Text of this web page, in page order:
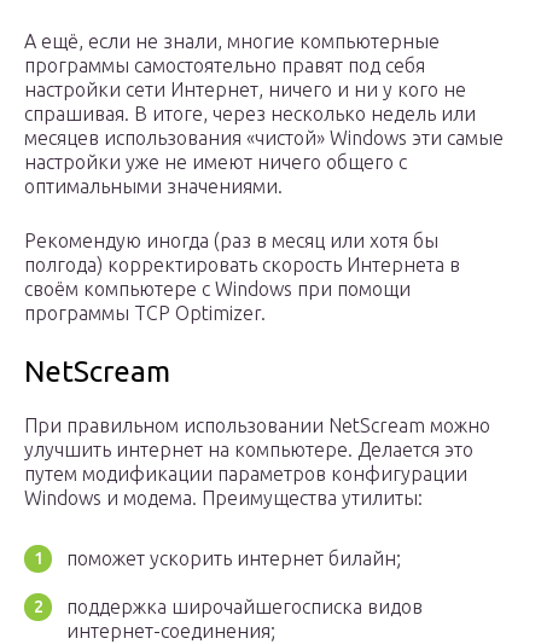
А ещё, если не знали, многие компьютерные
программы самостоятельно правят под себя
настройки сети Интернет, ничего и ни у кого не
спрашивая. В итоге, через несколько недель или
месяцев использования «чистой» Windows эти самые
настройки уже не имеют ничего общего с
оптимальными значениями.
Рекомендую иногда (раз в месяц или хотя бы
полгода) корректировать скорость Интернета в
своём компьютере с Windows при помощи
программы TCP Optimizer.
NetScream
При правильном использовании NetScream можно
улучшить интернет на компьютере. Делается это
путем модификации параметров конфигурации
Windows и модема. Преимущества утилиты:
поможет ускорить интернет билайн;
поддержка широчайшегосписка видов
интернет-соединения;